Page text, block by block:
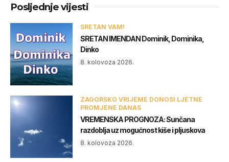
Posljednje vijesti
SRETAN VAM!
SRETAN IMENDAN Dominik, Dominika,
Dinko
8. kolovoza 2026.
ZAGORSKO VRIJEME DONOSI LJETNE
PROMJENE DANAS
VREMENSKA PROGNOZA: Sunčana
razdoblja uz mogućnost kiše i pljuskova
8. kolovoza 2026.